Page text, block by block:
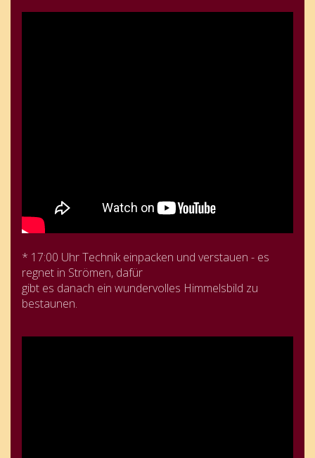
* 17:00 Uhr Technik einpacken und verstauen - es
regnet in Strömen, dafür
gibt es danach ein wundervolles Himmelsbild zu
bestaunen.